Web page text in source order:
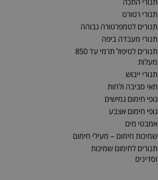
תנורי רטורט
תנורים לטמפרטורה גבוהה
תנורי מעבדה ביפה
תנורים לטיפול תרמי עד 850
מעלות
תנורי ייבוש
תאי סביבה ולחות
גופי חימום גמישים
גופי חימום אצבע
אמבטי מים
שמיכות חימום – מעילי חימום
תנורים לחימום שמיכות
וסדינים